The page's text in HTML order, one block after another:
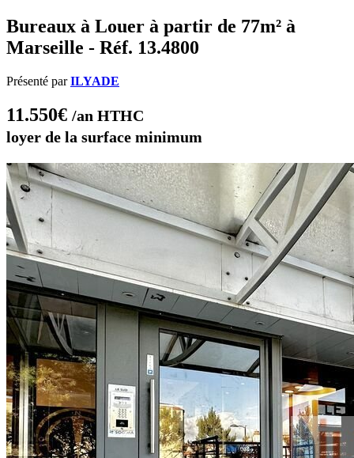
Bureaux à Louer à partir de 77m² à
Marseille - Réf. 13.4800
Présenté parILYADE
11.550€ /an HTHC
loyer de la surface minimum